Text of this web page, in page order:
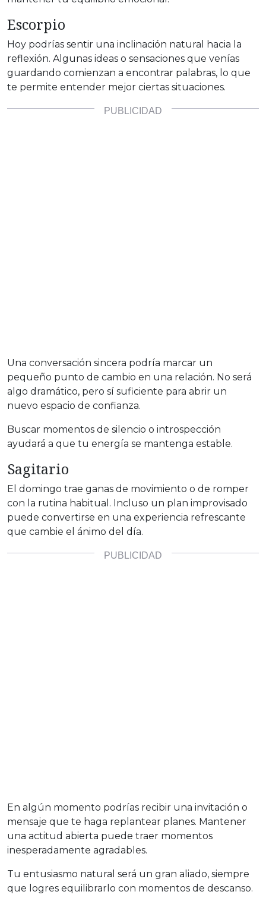
Escorpio
Hoy podrías sentir una inclinación natural hacia la
reflexión. Algunas ideas o sensaciones que venías
guardando comienzan a encontrar palabras, lo que
te permite entender mejor ciertas situaciones.
Una conversación sincera podría marcar un
pequeño punto de cambio en una relación. No será
algo dramático, pero sí suficiente para abrir un
nuevo espacio de confianza.
Buscar momentos de silencio o introspección
ayudará a que tu energía se mantenga estable.
Sagitario
El domingo trae ganas de movimiento o de romper
con la rutina habitual. Incluso un plan improvisado
puede convertirse en una experiencia refrescante
que cambie el ánimo del día.
En algún momento podrías recibir una invitación o
mensaje que te haga replantear planes. Mantener
una actitud abierta puede traer momentos
inesperadamente agradables.
Tu entusiasmo natural será un gran aliado, siempre
que logres equilibrarlo con momentos de descanso.